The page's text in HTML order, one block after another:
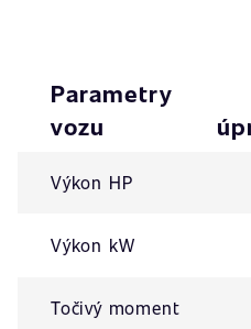
Parametry
vozu
Výkon HP
Výkon kW
Točivý moment